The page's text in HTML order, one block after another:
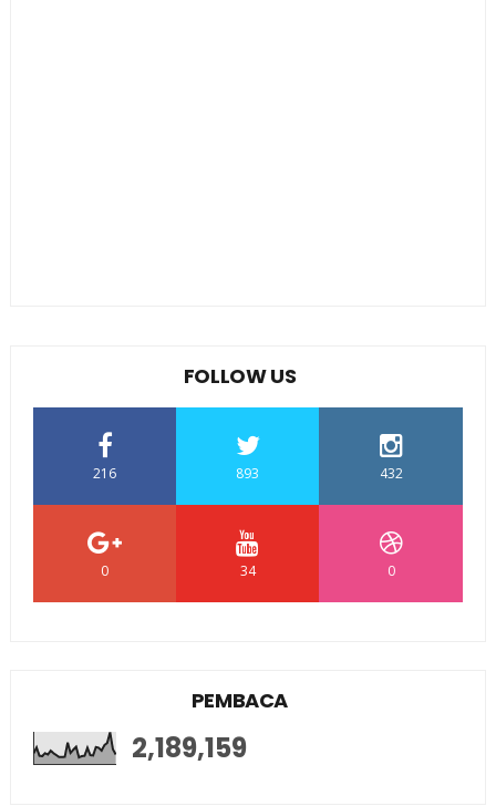
FOLLOW US
216 893 432
0 34 0
PEMBACA
2,189,159